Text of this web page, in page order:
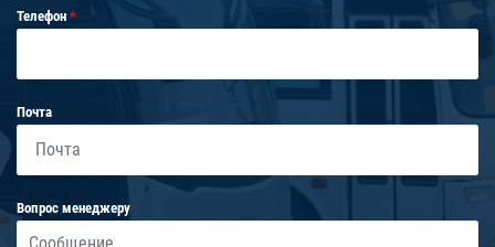
Телефон
Почта
Вопрос менеджеру